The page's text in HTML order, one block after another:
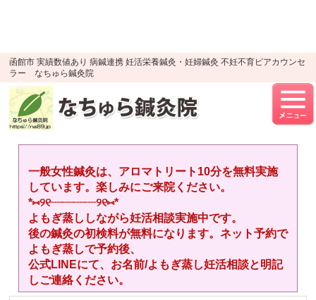
函館市 実績数値あり 病鍼連携 妊活栄養鍼灸・妊婦鍼灸 不妊不育ピアカウンセ
ラー なちゅら鍼灸院
一般女性鍼灸は、アロマトリート10分を無料実施
しています。楽しみにご来院ください。
*⑅︎୨୧┈︎┈︎┈︎┈︎୨୧⑅︎*
よもぎ蒸ししながら妊活相談実施中です。
後の鍼灸の初検料が無料になります。ネット予約で
よもぎ蒸しで予約後、
公式LINEにて、お名前/よもぎ蒸し妊活相談と明記
しご連絡ください。